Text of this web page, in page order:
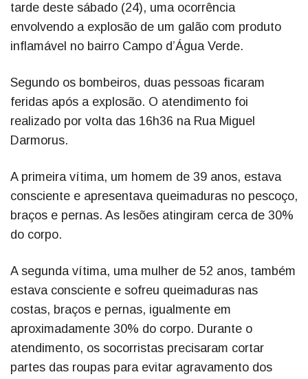
tarde deste sábado (24), uma ocorrência
envolvendo a explosão de um galão com produto
inflamável no bairro Campo d’Água Verde.
Segundo os bombeiros, duas pessoas ficaram
feridas após a explosão. O atendimento foi
realizado por volta das 16h36 na Rua Miguel
Darmorus.
A primeira vítima, um homem de 39 anos, estava
consciente e apresentava queimaduras no pescoço,
braços e pernas. As lesões atingiram cerca de 30%
do corpo.
A segunda vítima, uma mulher de 52 anos, também
estava consciente e sofreu queimaduras nas
costas, braços e pernas, igualmente em
aproximadamente 30% do corpo. Durante o
atendimento, os socorristas precisaram cortar
partes das roupas para evitar agravamento dos